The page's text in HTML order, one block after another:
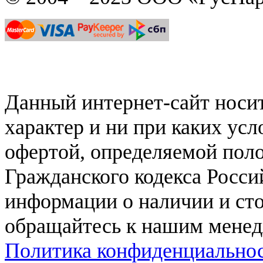
Данный интернет-сайт
характер и ни при каких
офертой, определяемой
Гражданского кодекса
информации о наличии и
обращайтесь к нашим
Политика